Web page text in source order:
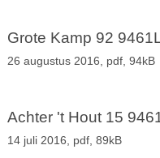
Grote Kamp 92
26 augustus 2016, pdf, 94kB
Achter 't Hout 15
14 juli 2016, pdf, 89kB